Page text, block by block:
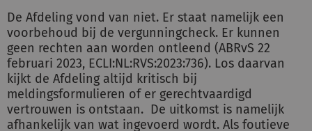
De Afdeling vond van niet. Er staat namelijk een
voorbehoud bij de vergunningcheck. Er kunnen
geen rechten aan worden ontleend (ABRvS 22
februari 2023, ECLI:NL:RVS:2023:736). Los daarvan
kijkt de Afdeling altijd kritisch bij
meldingsformulieren of er gerechtvaardigd
vertrouwen is ontstaan. De uitkomst is namelijk
afhankelijk van wat ingevoerd wordt. Als foutieve